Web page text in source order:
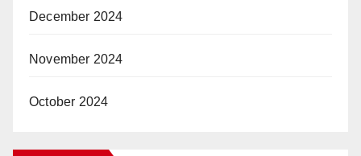
December 2024
November 2024
October 2024